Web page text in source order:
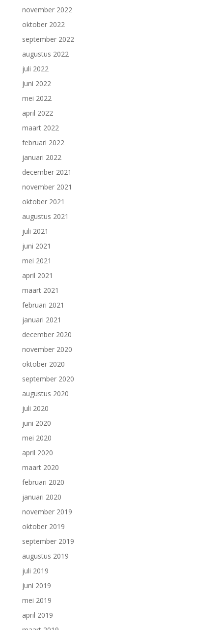
november 2022
oktober 2022
september 2022
augustus 2022
juli 2022
juni 2022
mei 2022
april 2022
maart 2022
februari 2022
januari 2022
december 2021
november 2021
oktober 2021
augustus 2021
juli 2021
juni 2021
mei 2021
april 2021
maart 2021
februari 2021
januari 2021
december 2020
november 2020
oktober 2020
september 2020
augustus 2020
juli 2020
juni 2020
mei 2020
april 2020
maart 2020
februari 2020
januari 2020
november 2019
oktober 2019
september 2019
augustus 2019
juli 2019
juni 2019
mei 2019
april 2019